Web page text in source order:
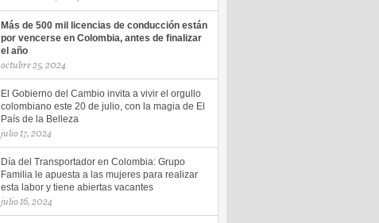
Más de 500 mil licencias de conducción están
por vencerse en Colombia, antes de finalizar
el año
octubre 25, 2024
El Gobierno del Cambio invita a vivir el orgullo
colombiano este 20 de julio, con la magia de El
País de la Belleza
julio 17, 2024
Día del Transportador en Colombia: Grupo
Familia le apuesta a las mujeres para realizar
esta labor y tiene abiertas vacantes
julio 16, 2024